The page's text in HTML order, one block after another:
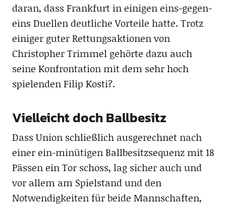
daran, dass Frankfurt in einigen eins-gegen-
eins Duellen deutliche Vorteile hatte. Trotz
einiger guter Rettungsaktionen von
Christopher Trimmel gehörte dazu auch
seine Konfrontation mit dem sehr hoch
spielenden Filip Kosti?.
Vielleicht doch Ballbesitz
Dass Union schließlich ausgerechnet nach
einer ein-minütigen Ballbesitzsequenz mit 18
Pässen ein Tor schoss, lag sicher auch und
vor allem am Spielstand und den
Notwendigkeiten für beide Mannschaften,